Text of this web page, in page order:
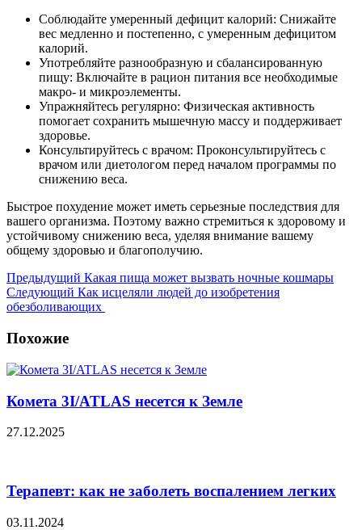
Соблюдайте умеренный дефицит калорий: Снижайте
вес медленно и постепенно, с умеренным дефицитом
калорий.
Употребляйте разнообразную и сбалансированную
пищу: Включайте в рацион питания все необходимые
макро- и микроэлементы.
Упражняйтесь регулярно: Физическая активность
помогает сохранить мышечную массу и поддерживает
здоровье.
Консультируйтесь с врачом: Проконсультируйтесь с
врачом или диетологом перед началом программы по
снижению веса.
Быстрое похудение может иметь серьезные последствия для
вашего организма. Поэтому важно стремиться к здоровому и
устойчивому снижению веса, уделяя внимание вашему
общему здоровью и благополучию.
Предыдущий Какая пища может вызвать ночные кошмары
Следующий Как исцеляли людей до изобретения
обезболивающих
Похожие
Комета 3I/ATLAS несется к Земле
27.12.2025
Терапевт: как не заболеть воспалением легких
03.11.2024